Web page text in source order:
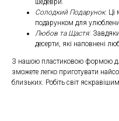
шедеври.
Солодкий Подарунок: Ці
подарунком для
Любов та Щастя:
десерти, які наповнені
З нашою пластиковою формою
зможете легко приготувати
близьких. Робіть світ